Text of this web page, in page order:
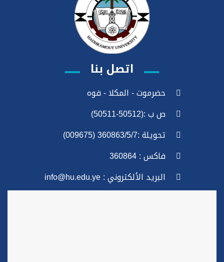
اتصل بنا
حضرموت - المكلا - فوه
ص ب :(50512-50511)
تحويلة :360863/5/7 (009675)
فاكس : 360864
البريد الألكتروني : info@hu.edu.ye